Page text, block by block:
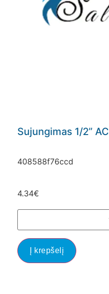
Sujungimas 1/2”
408588f76ccd
4.34€
Į krepšelį